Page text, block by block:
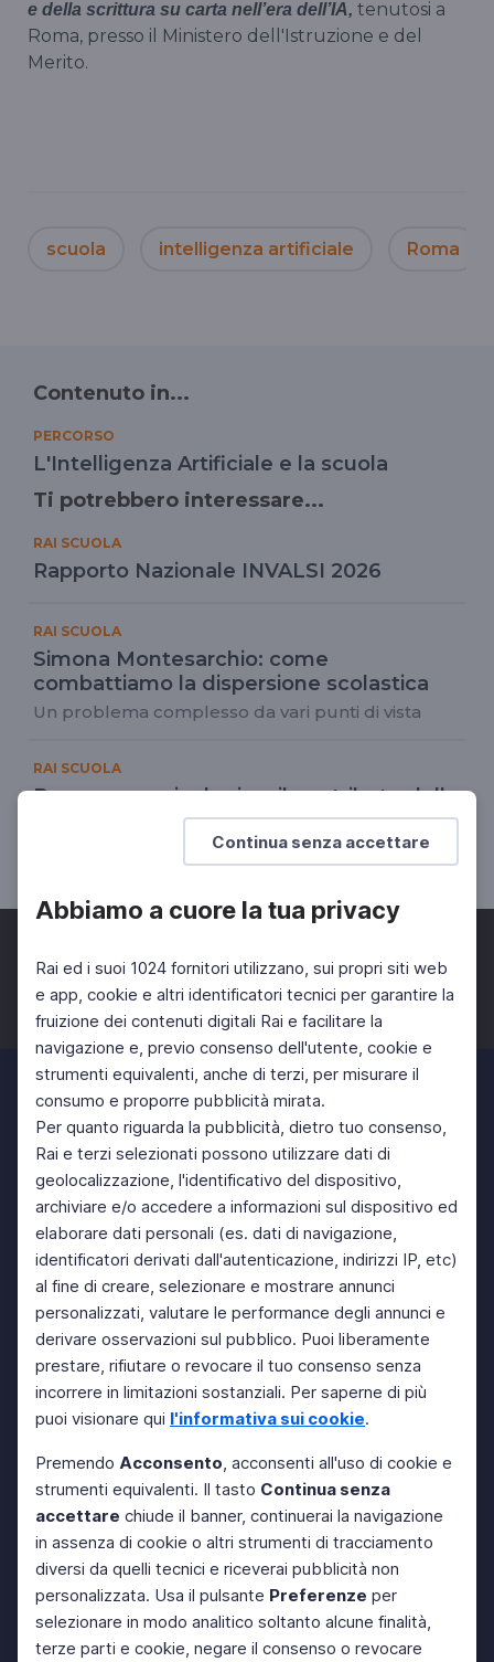
Continua senza accettare
Abbiamo a cuore la tua privacy
Rai ed i suoi 1024 fornitori utilizzano, sui propri siti web
e app, cookie e altri identificatori tecnici per garantire la
fruizione dei contenuti digitali Rai e facilitare la
navigazione e, previo consenso dell'utente, cookie e
strumenti equivalenti, anche di terzi, per misurare il
consumo e proporre pubblicità mirata.
Per quanto riguarda la pubblicità, dietro tuo consenso,
Rai e terzi selezionati possono utilizzare dati di
geolocalizzazione, l'identificativo del dispositivo,
archiviare e/o accedere a informazioni sul dispositivo ed
elaborare dati personali (es. dati di navigazione,
identificatori derivati dall'autenticazione, indirizzi IP, etc)
al fine di creare, selezionare e mostrare annunci
personalizzati, valutare le performance degli annunci e
derivare osservazioni sul pubblico. Puoi liberamente
prestare, rifiutare o revocare il tuo consenso senza
incorrere in limitazioni sostanziali. Per saperne di più
puoi visionare qui l'informativa sui cookie.
Premendo Acconsento, acconsenti all'uso di cookie e
strumenti equivalenti. Il tasto Continua senza
accettare chiude il banner, continuerai la navigazione
in assenza di cookie o altri strumenti di tracciamento
diversi da quelli tecnici e riceverai pubblicità non
personalizzata. Usa il pulsante Preferenze per
selezionare in modo analitico soltanto alcune finalità,
terze parti e cookie, negare il consenso o revocare
e della scrittura su carta nell’era dell’IA, tenutosi a
Roma, presso il Ministero dell'Istruzione e del
Merito.
scuola intelligenza artificiale Roma
Contenuto in...
PERCORSO
L'Intelligenza Artificiale e la scuola
Ti potrebbero interessare...
RAI SCUOLA
Rapporto Nazionale INVALSI 2026
RAI SCUOLA
Simona Montesarchio: come
combattiamo la dispersione scolastica
Un problema complesso da vari punti di vista
RAI SCUOLA
Benessere psicologico: il contributo della
La formazione della comunità educante
Facebook Twitter Instagram